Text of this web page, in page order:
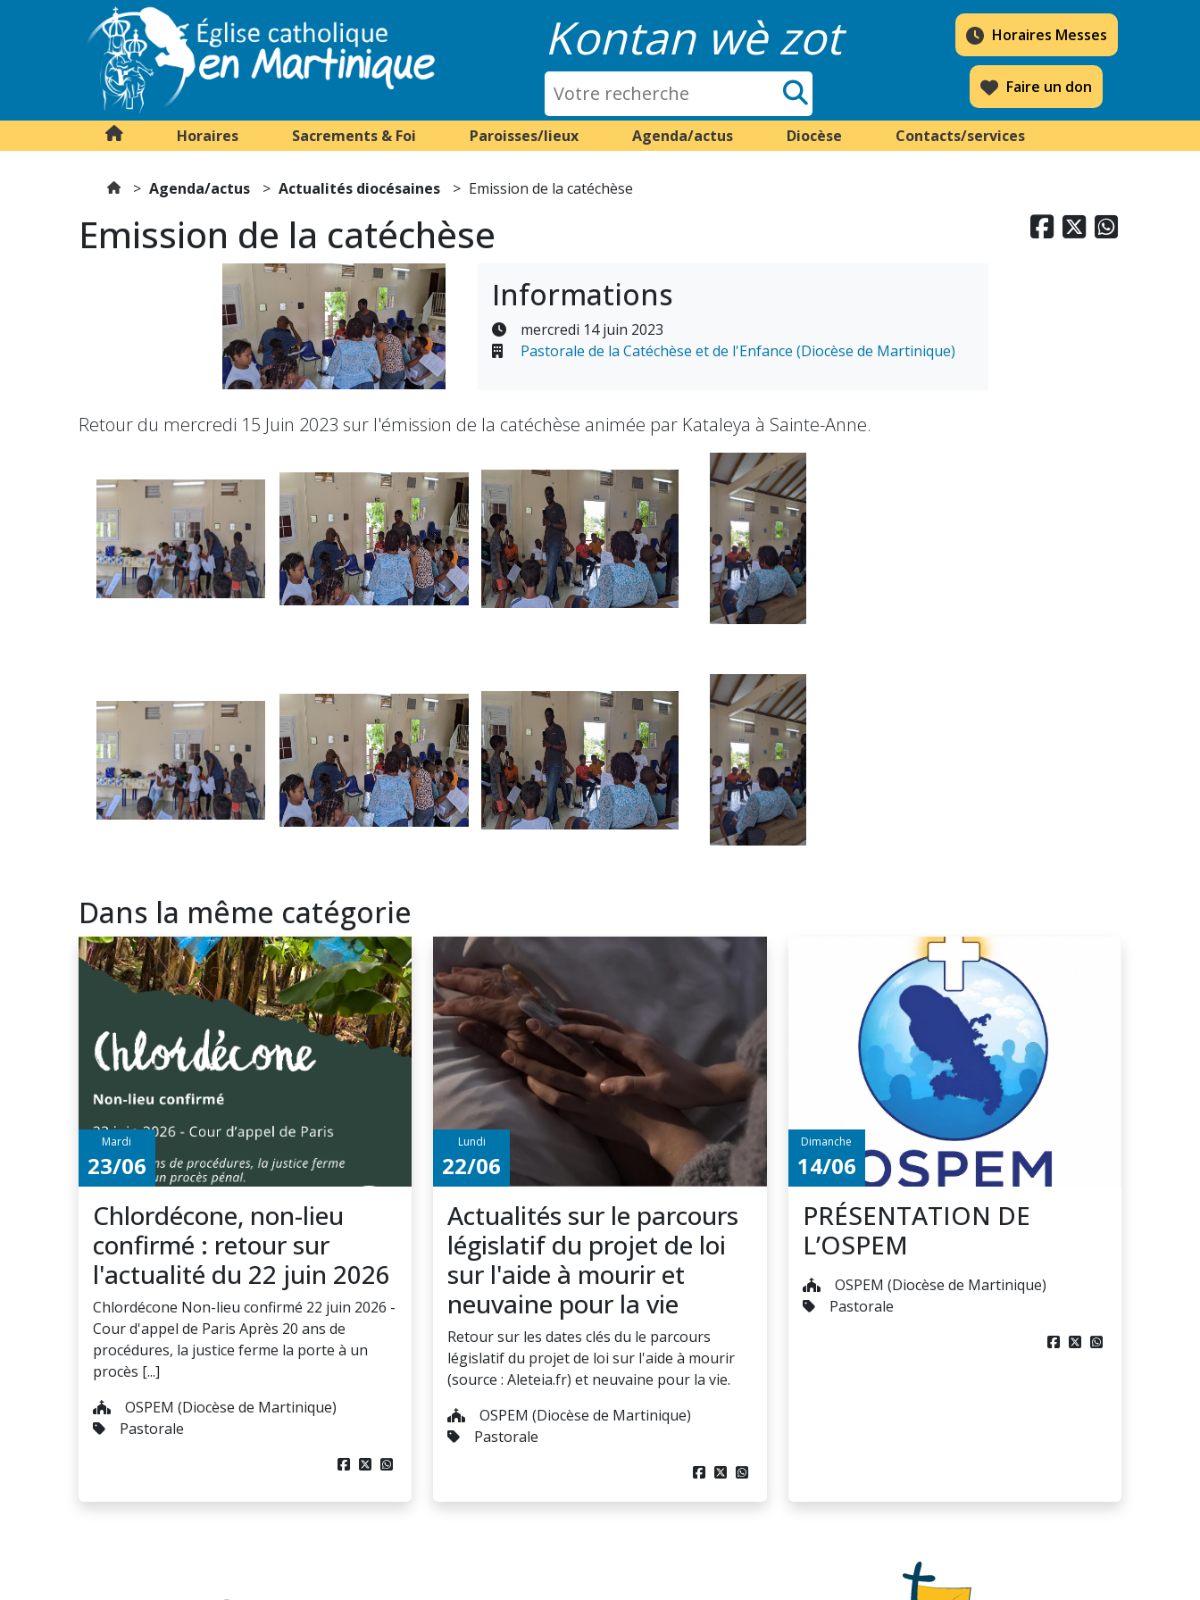
Kontan wè zot Horaires Messes
Faire un don
Horaires Sacrements & Foi Paroisses/lieux Agenda/actus Diocèse Contacts/services
Agenda/actus Actualités diocésaines Emission de la catéchèse
  
Emission de la catéchèse
Informations
mercredi 14 juin 2023
Pastorale de la Catéchèse et de l'Enfance (Diocèse de Martinique)
Retour du mercredi 15 Juin 2023 sur l'émission de la catéchèse animée par Kataleya à Sainte-Anne.
Dans la même catégorie
Mardi
23/06
Chlordécone, non-lieu
confirmé : retour sur
l'actualité du 22 juin 2026
Chlordécone Non-lieu confirmé 22 juin 2026 -
Cour d'appel de Paris Après 20 ans de
procédures, la justice ferme la porte à un
procès [...]
OSPEM (Diocèse de Martinique)
Pastorale
  
Lundi
22/06
Actualités sur le parcours
législatif du projet de loi
sur l'aide à mourir et
neuvaine pour la vie
Retour sur les dates clés du le parcours
législatif du projet de loi sur l'aide à mourir
(source : Aleteia.fr) et neuvaine pour la vie.
OSPEM (Diocèse de Martinique)
Pastorale
  
Dimanche
14/06
PRÉSENTATION DE
L’OSPEM
OSPEM (Diocèse de Martinique)
Pastorale
  